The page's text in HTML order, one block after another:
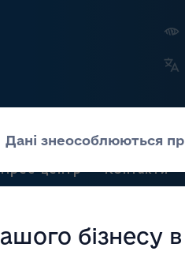
Прес-центр Контакти
Ринковий
Державні